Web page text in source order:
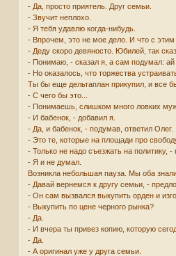
- Да, просто приятель. Друг семьи.
- Звучит неплохо.
- Я тебя удавлю когда-нибудь.
- Впрочем, это не мое дело. И что с
- Деду скоро девяносто. Юбилей, так
- Понимаю, - сказал я, а сам подумал: ай
- Но оказалось, что торжества
Ты бы еще дельтаплан прикупил, и все
- С чего бы это...
- Понимаешь, слишком много ловких
- И бабенок, - добавил я.
- Да, и бабенок, - подумав, ответил Олег.
- Это те, которые на площади про
- Только не надо съезжать на политику,
- Я и не думал.
Возникла небольшая пауза. Мы оба
- Давай вернемся к другу семьи, -
- Он сам вызвался выкупить орден и
- Выкупить по цене черного рынка?
- Да.
- И вчера ты привез копию, которую
- Да.
- А оригинал уже у друга семьи.